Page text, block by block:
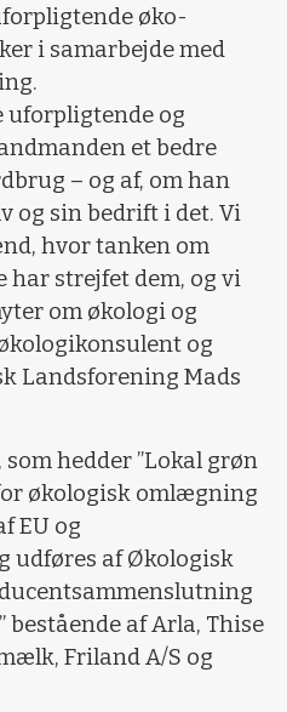
øko-
i samarbejde med
uforpligtende og
et bedre
– og af, om han
og sin bedrift i det. Vi
hvor tanken om
har strejfet dem, og vi
om økologi og
og
Landsforening Mads
hedder ”Lokal grøn
økologisk omlægning
EU og
udføres af Økologisk
bestående af Arla, Thise
Friland A/S og